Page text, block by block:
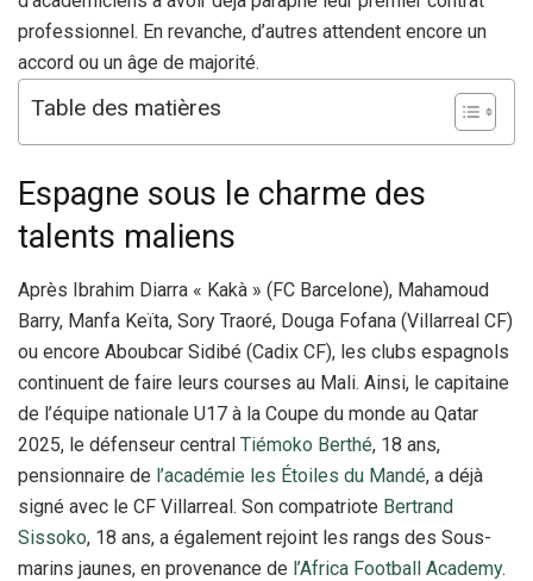
professionnel. En revanche, d’autres attendent encore un
accord ou un âge de majorité.
Table des matières
Espagne sous le charme des
talents maliens
Après Ibrahim Diarra « Kakà » (FC Barcelone), Mahamoud
Barry, Manfa Keïta, Sory Traoré, Douga Fofana (Villarreal CF)
ou encore Aboubcar Sidibé (Cadix CF), les clubs espagnols
continuent de faire leurs courses au Mali. Ainsi, le capitaine
de l’équipe nationale U17 à la Coupe du monde au Qatar
2025, le défenseur central Tiémoko Berthé, 18 ans,
pensionnaire de l’académie les Étoiles du Mandé, a déjà
signé avec le CF Villarreal. Son compatriote Bertrand
Sissoko, 18 ans, a également rejoint les rangs des Sous-
marins jaunes, en provenance de l’Africa Football Academy.